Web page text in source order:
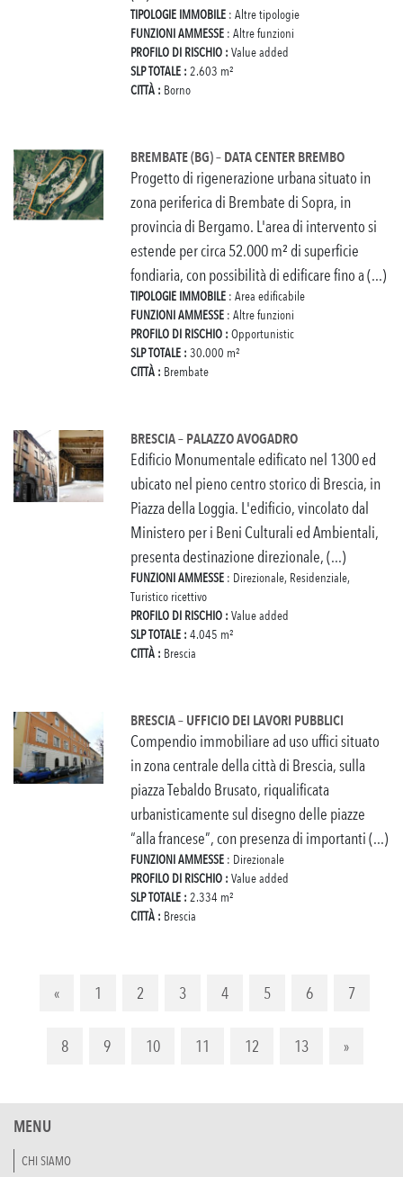
TIPOLOGIE IMMOBILE : Altre tipologie
FUNZIONI AMMESSE : Altre funzioni
PROFILO DI RISCHIO : Value added
SLP TOTALE : 2.603 m²
CITTÀ : Borno
BREMBATE (BG) – DATA CENTER BREMBO
Progetto di rigenerazione urbana situato in
zona periferica di Brembate di Sopra, in
provincia di Bergamo. L'area di intervento si
estende per circa 52.000 m² di superficie
fondiaria, con possibilità di edificare fino a (...)
TIPOLOGIE IMMOBILE : Area edificabile
FUNZIONI AMMESSE : Altre funzioni
PROFILO DI RISCHIO : Opportunistic
SLP TOTALE : 30.000 m²
CITTÀ : Brembate
BRESCIA – PALAZZO AVOGADRO
Edificio Monumentale edificato nel 1300 ed
ubicato nel pieno centro storico di Brescia, in
Piazza della Loggia. L'edificio, vincolato dal
Ministero per i Beni Culturali ed Ambientali,
presenta destinazione direzionale, (...)
FUNZIONI AMMESSE : Direzionale, Residenziale,
Turistico ricettivo
PROFILO DI RISCHIO : Value added
SLP TOTALE : 4.045 m²
CITTÀ : Brescia
BRESCIA – UFFICIO DEI LAVORI PUBBLICI
Compendio immobiliare ad uso uffici situato
in zona centrale della città di Brescia, sulla
piazza Tebaldo Brusato, riqualificata
urbanisticamente sul disegno delle piazze
“alla francese”, con presenza di importanti (...)
FUNZIONI AMMESSE : Direzionale
PROFILO DI RISCHIO : Value added
SLP TOTALE : 2.334 m²
CITTÀ : Brescia
« 1 2 3 4 5 6 7
8 9 10 11 12 13 »
MENU
CHI SIAMO